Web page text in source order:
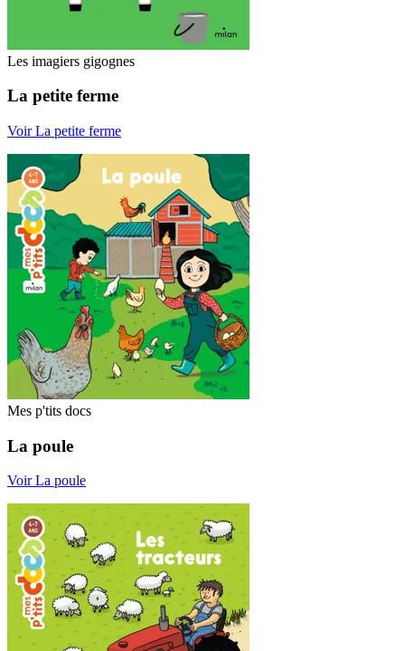
Les imagiers gigognes
La petite ferme
Voir La petite ferme
Mes p'tits docs
La poule
Voir La poule